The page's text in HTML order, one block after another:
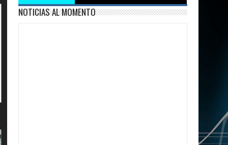
NOTICIAS AL MOMENTO